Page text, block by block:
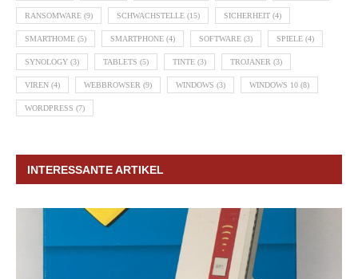
RANSOMWARE (9) SCHWACHSTELLE (15) SICHERHEIT (4)
SMARTHOME (5) SMARTPHONE (4) SOFTWARE (3) SPIELE (4)
SYNOLOGY (3) TABLETS (5) TINTE (3) TROJANER (3)
VIREN (4) WEBBROWSER (9) WINDOWS (3) WINDOWS 10 (8)
WORDPRESS (7)
INTERESSANTE ARTIKEL